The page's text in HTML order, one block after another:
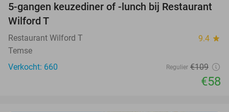
47%
5-gangen keuzediner of -lunch bij Restaurant
Wilford T
Restaurant Wilford T 9.4 star
Temse
Verkocht: 660
Regulier €109
€58